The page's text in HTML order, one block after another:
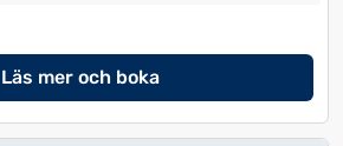
Läs mer och boka